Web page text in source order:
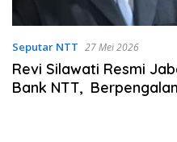
Seputar NTT 27 Mei 2026
Revi Silawati Resmi
Bank NTT,